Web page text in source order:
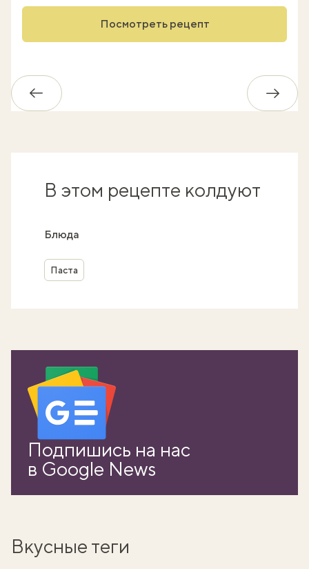
Посмотреть рецепт
Обратно
В этом рецепте колдуют
Блюда
Паста
Подпишись на нас
в Google News
Вкусные теги